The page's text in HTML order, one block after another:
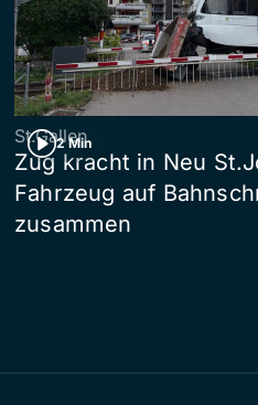
2 Min
St.Gallen
Zug kracht in Neu
Fahrzeug auf
zusammen